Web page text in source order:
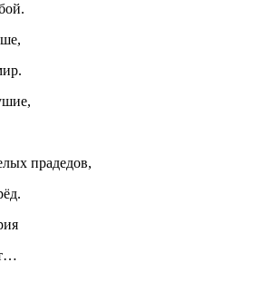
прадедов,